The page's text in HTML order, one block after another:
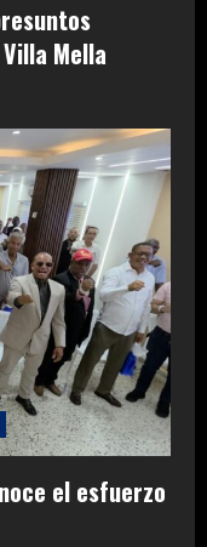
Mella
el esfuerzo